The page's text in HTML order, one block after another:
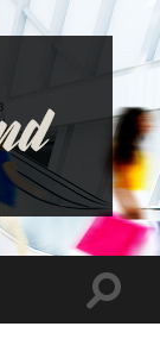
Slå